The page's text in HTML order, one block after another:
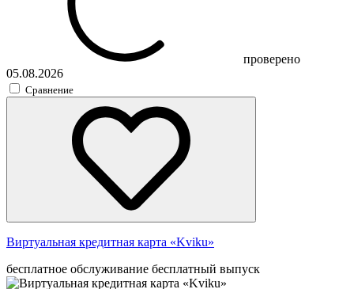
проверено
05.08.2026
Сравнение
Виртуальная кредитная карта «Kviku»
бесплатное обслуживание бесплатный выпуск